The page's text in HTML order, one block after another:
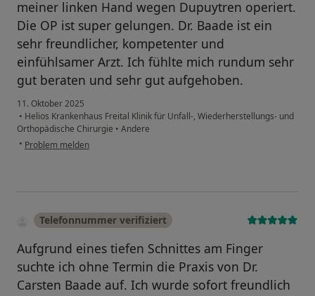
meiner linken Hand wegen Dupuytren operiert.
Die OP ist super gelungen. Dr. Baade ist ein
sehr freundlicher, kompetenter und
einfühlsamer Arzt. Ich fühlte mich rundum sehr
gut beraten und sehr gut aufgehoben.
11. Oktober 2025
• Helios Krankenhaus Freital Klinik für Unfall-, Wiederherstellungs- und
Orthopädische Chirurgie • Andere
• Problem melden
Telefonnummer verifiziert
Aufgrund eines tiefen Schnittes am Finger
suchte ich ohne Termin die Praxis von Dr.
Carsten Baade auf. Ich wurde sofort freundlich